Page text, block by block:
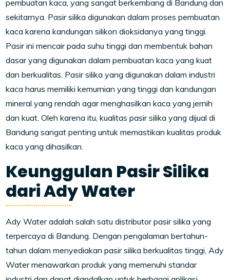
pembuatan kaca, yang sangat berkembang di Bandung dan
sekitarnya. Pasir silika digunakan dalam proses pembuatan
kaca karena kandungan silikon dioksidanya yang tinggi.
Pasir ini mencair pada suhu tinggi dan membentuk bahan
dasar yang digunakan dalam pembuatan kaca yang kuat
dan berkualitas. Pasir silika yang digunakan dalam industri
kaca harus memiliki kemurnian yang tinggi dan kandungan
mineral yang rendah agar menghasilkan kaca yang jernih
dan kuat. Oleh karena itu, kualitas pasir silika yang dijual di
Bandung sangat penting untuk memastikan kualitas produk
kaca yang dihasilkan.
Keunggulan Pasir Silika
dari Ady Water
Ady Water adalah salah satu distributor pasir silika yang
terpercaya di Bandung. Dengan pengalaman bertahun-
tahun dalam menyediakan pasir silika berkualitas tinggi, Ady
Water menawarkan produk yang memenuhi standar